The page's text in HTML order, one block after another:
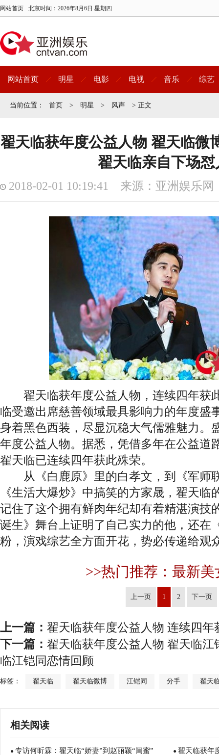
网站首页 北京时间： 2026年8月6日 星期四
网站首页 明星 电影 电视 音乐 综艺
当前位置： 首页 > 明星 > 风声 > 正文
翟天临获年度公益人物 翟天临微
翟天临亲自下场怼
2018-02-01 10:19:41 来源：亚洲娱乐网
翟天临获年度公益人物，连续四年获
临受邀出席慈善领域最具影响力的年度盛
身着黑色西装，尽显沉稳大气儒雅魅力。
年度公益人物。据悉，凭借多年在公益道
翟天临已连续四年获此殊荣。
从《白鹿原》里的白孝文，到《军师
《生活大爆炒》中搞笑的方家晟，翟天临
记住了这个拥有鲜肉年纪却有着精湛演技
诞生》舞台上证明了自己实力的他，还在
粉，演戏综艺全方面开花，势必传递给观
>>热门推荐：最新美
上一页 1 2 下一页
上一篇： 翟天临获年度公益人物 连续四年
下一篇： 翟天临获年度公益人物 翟天临
临江铠同恋情回顾
标签： 翟天临 翟天临微博 江铠同 分手 翟天
相关阅读
● 专访何昕霖：翟天临“娇妻”到赵丽颖“闺蜜” ● 翟天临获年